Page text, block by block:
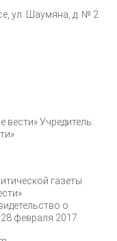
ул. Шаумяна, д. № 2
Учредитель:
газеты
о
февраля 2017